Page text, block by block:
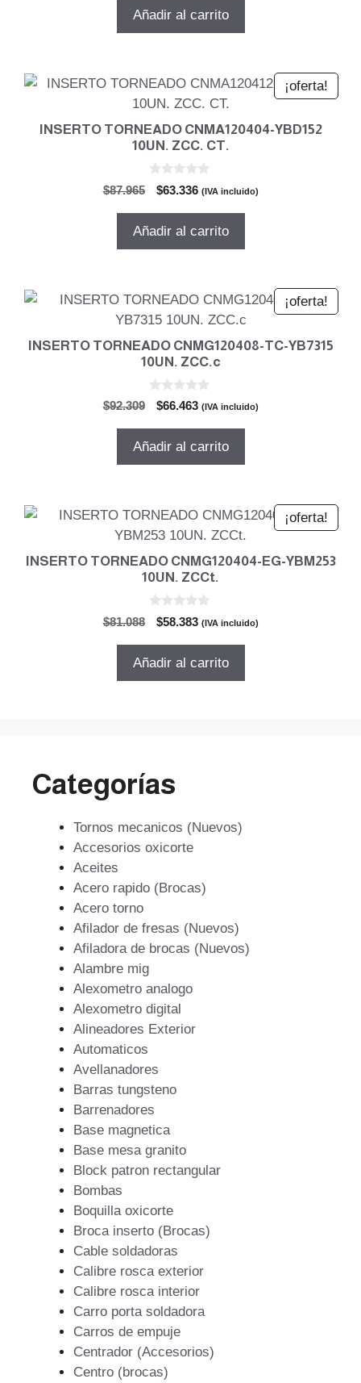
original
actual
Añadir al carrito
¡oferta!
INSERTO TORNEADO CNMA120404-YBD152
10UN. ZCC. CT.
$87.965
El
original
$63.336El
actual
(IVA incluido)
Añadir al carrito
¡oferta!
INSERTO TORNEADO CNMG120408-TC-YB7315
10UN. ZCC.c
$92.309
El
original
$66.463El
actual
(IVA incluido)
Añadir al carrito
¡oferta!
INSERTO TORNEADO CNMG120404-EG-YBM253
10UN. ZCCt.
$81.088
El
original
$58.383El
actual
(IVA incluido)
Añadir al carrito
Categorías
Tornos mecanicos (Nuevos)
Accesorios oxicorte
Aceites
Acero rapido (Brocas)
Acero torno
Afilador de fresas (Nuevos)
Afiladora de brocas (Nuevos)
Alambre mig
Alexometro analogo
Alexometro digital
Alineadores Exterior
Automaticos
Avellanadores
Barras tungsteno
Barrenadores
Base magnetica
Base mesa granito
Block patron rectangular
Bombas
Boquilla oxicorte
Broca inserto (Brocas)
Cable soldadoras
Calibre rosca exterior
Calibre rosca interior
Carro porta soldadora
Carros de empuje
Centrador (Accesorios)
Centro (brocas)